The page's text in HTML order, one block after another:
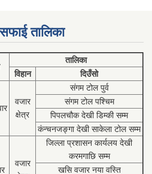
तालिका
तालिका
विहान
दिउँसो
वजार
क्षेत्र
संगम टोल पुर्व
संगम टोल पश्चिम
पिपलचौक देखी डिम्की सम्म
कंन्चनजङ्गा देखी साकेला टोल सम्म
वजार
जिल्ला प्रशासन कार्यलय देखी
करमगाछि सम्म
खसि वजार नया वस्ति